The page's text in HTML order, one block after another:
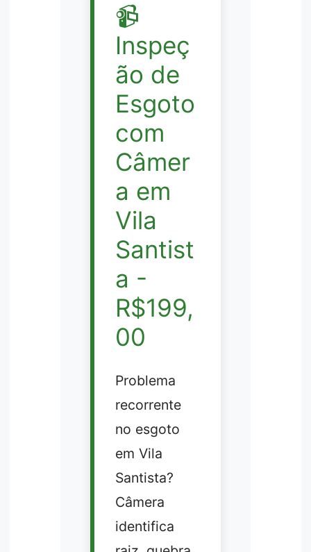
📹
Inspeç
ão de
Esgoto
com
Câmer
a em
Vila
Santist
a -
R$199,
00
Problema
recorrente
no esgoto
em Vila
Santista?
Câmera
identifica